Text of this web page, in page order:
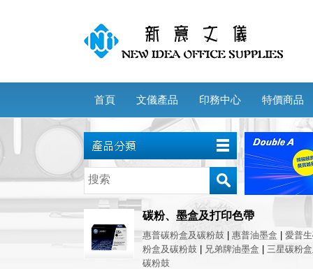
首頁 文儀產品 印務中心 特價商品
碳粉、墨盒及打印色帶
惠普碳粉盒及碳粉鼓 惠普油墨盒
愛普
粉盒及碳粉鼓
兄弟牌油墨盒
三星碳粉
碳粉鼓